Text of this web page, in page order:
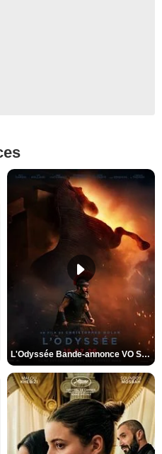
L'Odyssée Bande-annonce VO STFR